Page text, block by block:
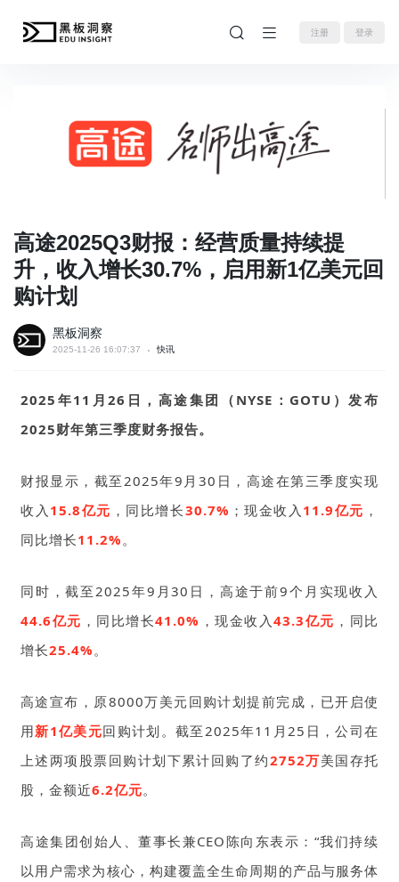
注册 登录
高途2025Q3财报：经营质量持续提
升，收入增长30.7%，启用新1亿美元回
购计划
黑板洞察
2025-11-26 16:07:37 快讯
2025年11月26日，高途集团（NYSE：GOTU）发布
2025财年第三季度财务报告。
财报显示，截至2025年9月30日，高途在第三季度实现
收入 15.8亿元 ，同比增长30.7% ；现金收入 11.9亿元 ，
同比增长11.2% 。
同时，截至2025年9月30日，高途于前9个月实现收入
44.6亿元 ，同比增长41.0% ，现金收入43.3亿元 ，同比
增长25.4% 。
高途宣布，原8000万美元回购计划提前完成，已开启使
用新1亿美元回购计划。截至2025年11月25日，公司在
上述两项股票回购计划下累计回购了约2752万美国存托
股，金额近6.2亿元。
高途集团创始人、董事长兼CEO陈向东表示：“我们持续
以用户需求为核心，构建覆盖全生命周期的产品与服务体